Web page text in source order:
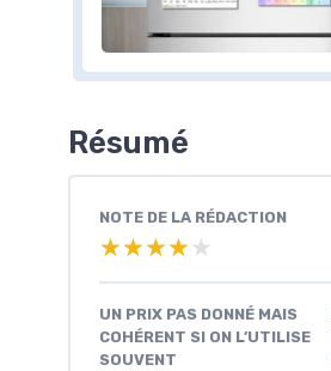
Résumé
NOTE DE LA RÉDACTION
★★★★★
★★★★★
UN PRIX PAS DONNÉ MAIS
COHÉRENT SI ON L’UTILISE
SOUVENT